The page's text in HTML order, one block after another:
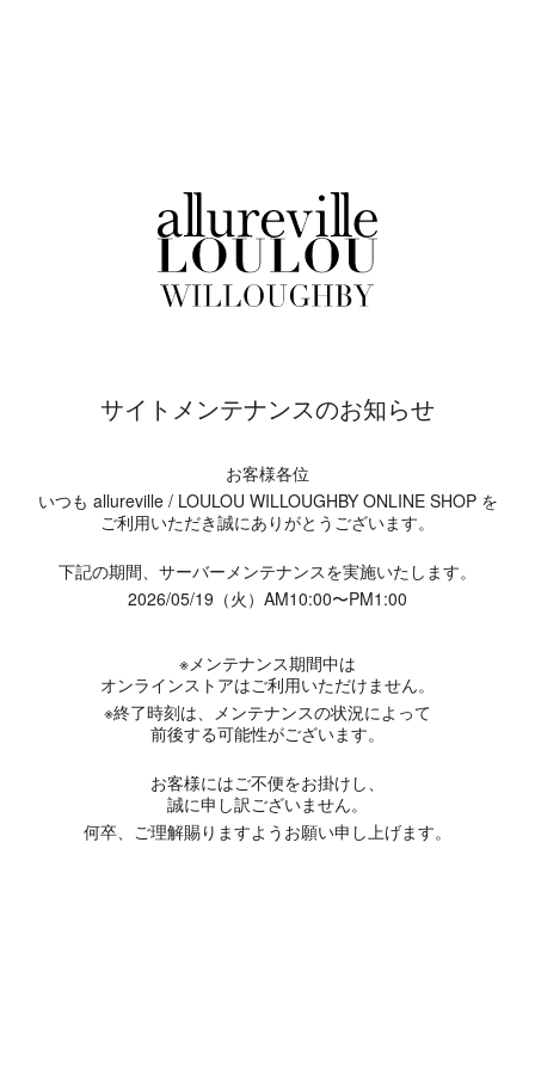
サイトメンテナンスのお知らせ
お客様各位
いつも allureville / LOULOU WILLOUGHBY ONLINE SHOP を
ご利用いただき誠にありがとうございます。
下記の期間、サーバーメンテナンスを実施いたします。
2026/05/19（火）AM10:00〜PM1:00
※メンテナンス期間中は
オンラインストアはご利用いただけません。
※終了時刻は、メンテナンスの状況によって
前後する可能性がございます。
お客様にはご不便をお掛けし、
誠に申し訳ございません。
何卒、ご理解賜りますようお願い申し上げます。